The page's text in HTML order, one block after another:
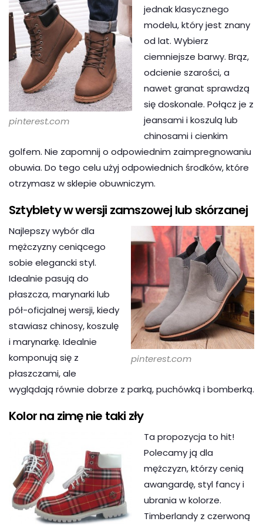
pinterest.com
jednak klasycznego
modelu, który jest znany
od lat. Wybierz
ciemniejsze barwy. Brąz,
odcienie szarości, a
nawet granat sprawdzą
się doskonale. Połącz je z
jeansami i koszulą lub
chinosami i cienkim
golfem. Nie zapomnij o odpowiednim zaimpregnowaniu
obuwia. Do tego celu użyj odpowiednich środków, które
otrzymasz w sklepie obuwniczym.
Sztyblety w wersji zamszowej lub skórzanej
pinterest.com
Najlepszy wybór dla
mężczyzny ceniącego
sobie elegancki styl.
Idealnie pasują do
płaszcza, marynarki lub
pół-oficjalnej wersji, kiedy
stawiasz chinosy, koszulę
i marynarkę. Idealnie
komponują się z
płaszczami, ale
wyglądają równie dobrze z parką, puchówką i bomberką.
Kolor na zimę nie taki zły
Ta propozycja to hit!
Polecamy ją dla
mężczyzn, którzy cenią
awangardę, styl fancy i
ubrania w kolorze.
Timberlandy z czerwoną